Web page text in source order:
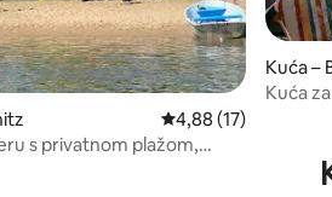
Prosječna ocjena:
4,88 (17)
s privatnom plažom,
Kuća –
Kuća